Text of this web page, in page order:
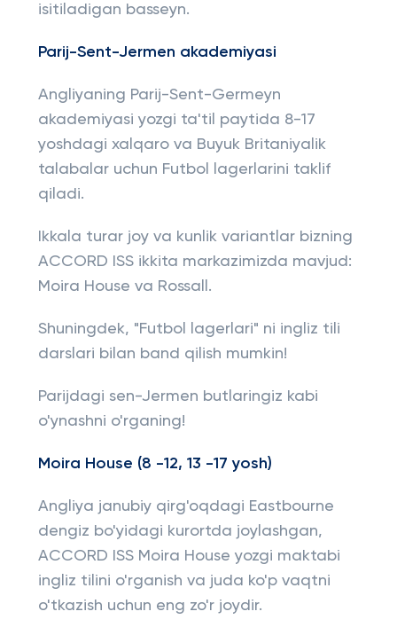
isitiladigan basseyn.
Parij-Sent-Jermen akademiyasi
Angliyaning Parij-Sent-Germeyn
akademiyasi yozgi ta'til paytida 8-17
yoshdagi xalqaro va Buyuk Britaniyalik
talabalar uchun Futbol lagerlarini taklif
qiladi.
Ikkala turar joy va kunlik variantlar bizning
ACCORD ISS ikkita markazimizda mavjud:
Moira House va Rossall.
Shuningdek, "Futbol lagerlari" ni ingliz tili
darslari bilan band qilish mumkin!
Parijdagi sen-Jermen butlaringiz kabi
o'ynashni o'rganing!
Moira House (8 -12, 13 -17 yosh)
Angliya janubiy qirg'oqdagi Eastbourne
dengiz bo'yidagi kurortda joylashgan,
ACCORD ISS Moira House yozgi maktabi
ingliz tilini o'rganish va juda ko'p vaqtni
o'tkazish uchun eng zo'r joydir.